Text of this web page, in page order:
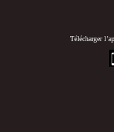
Télécharger